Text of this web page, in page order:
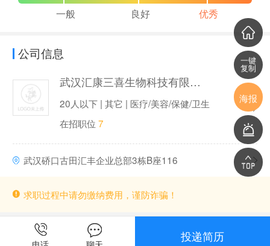
一般 良好 优秀
公司信息
武汉汇康三喜生物科技有限公司（汇康三喜）
20人以下 | 其它 | 医疗/美容/保健/卫生
在招职位 7
武汉硚口古田汇丰企业总部3栋B座116
求职过程中请勿缴纳费用，谨防诈骗！
投递简历
一键
复制
海报